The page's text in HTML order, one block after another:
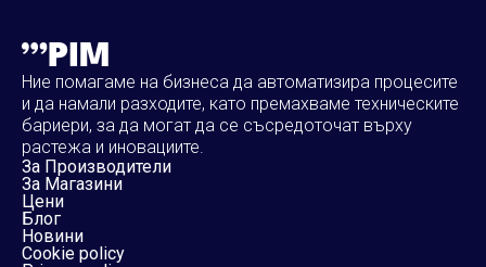
Ние помагаме на бизнеса да автоматизира процесите
и да намали разходите, като премахваме техническите
бариери, за да могат да се съсредоточат върху
растежа и иновациите.
За Производители
За Магазини
Цени
Блог
Новини
Cookie policy